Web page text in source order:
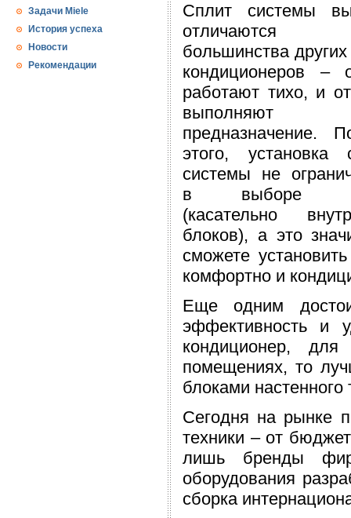
Задачи Miele
История успеха
Новости
Рекомендации
Сплит системы
большинства
кондиционеров –
работают тихо, и
выполняют
предназначение.
этого, установка
системы не
в выборе
(касательно
блоков), а это
сможете
комфортно и
Еще одним
эффективность и
кондиционер,
помещениях, то
блоками настенного
Сегодня на рынке
техники – от
лишь бренды
оборудования
сборка